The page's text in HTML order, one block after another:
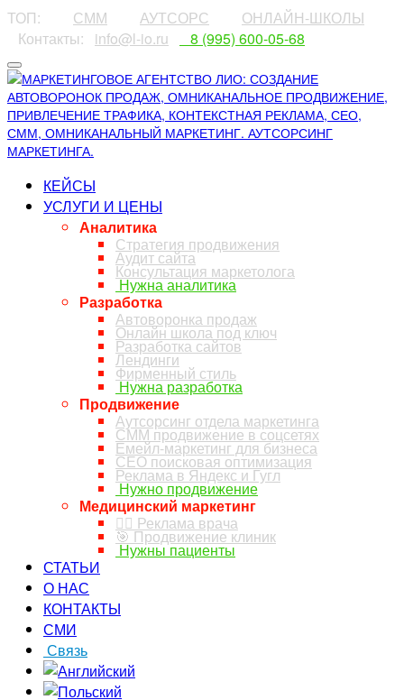
ТОП: СММ АУТСОРС
ОНЛАЙН-ШКОЛЫ
⠀Контакты:⠀ info@l-io.ru ⠀8 (995) 600-05-68
КЕЙСЫ
УСЛУГИ И ЦЕНЫ
Аналитика
Стратегия продвижения
Аудит сайта
Консультация маркетолога
Нужна аналитика
Разработка
Автоворонка продаж
Онлайн школа под ключ
Разработка сайтов
Лендинги
Фирменный стиль
Нужна разработка
Продвижение
Аутсорсинг отдела маркетинга
СММ продвижение в соцсетях
Емейл-маркетинг для бизнеса
СЕО поисковая оптимизация
Реклама в Яндекс и Гугл
Нужно продвижение
Медицинский маркетинг
👨‍⚕️ Реклама врача
🎯 Продвижение клиник
Нужны пациенты
СТАТЬИ
О НАС
КОНТАКТЫ
СМИ
Связь